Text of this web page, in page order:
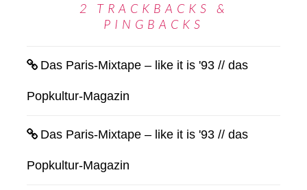
2 TRACKBACKS &
PINGBACKS
Das Paris-Mixtape – like it is '93 // das
Popkultur-Magazin
Das Paris-Mixtape – like it is '93 // das
Popkultur-Magazin